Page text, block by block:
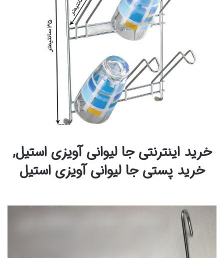
خرید اینترنتی جا لیوانی آویزی استیل,
خرید پستی جا لیوانی آویزی استیل